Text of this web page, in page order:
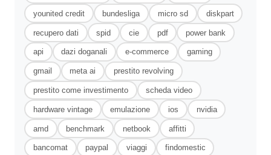
younited credit bundesliga micro sd diskpart
recupero dati spid cie pdf power bank
api dazi doganali e-commerce gaming
gmail meta ai prestito revolving
prestito come investimento scheda video
hardware vintage emulazione ios nvidia
amd benchmark netbook affitti
bancomat paypal viaggi findomestic